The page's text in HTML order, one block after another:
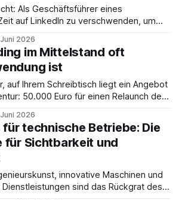
Als Geschäftsführer eines
auf LinkedIn zu verschwenden, um
Viele Entscheidungsträger im
die Plattform, weil sie glauben, sie
werden oder sich gar „zum Affen
Wahrheit ist: Wer
2026
im Mittelstand oft
ist
auf Ihrem Schreibtisch liegt ein Angebot
50.000 Euro für einen Relaunch der
Design und ein modernisiertes Logo. Im
– vom Sondermaschinenbau bis zur
– werden solche Summen oft unter
2026
technische Betriebe: Die
für Sichtbarkeit und
innovative Maschinen und
sind das Rückgrat des